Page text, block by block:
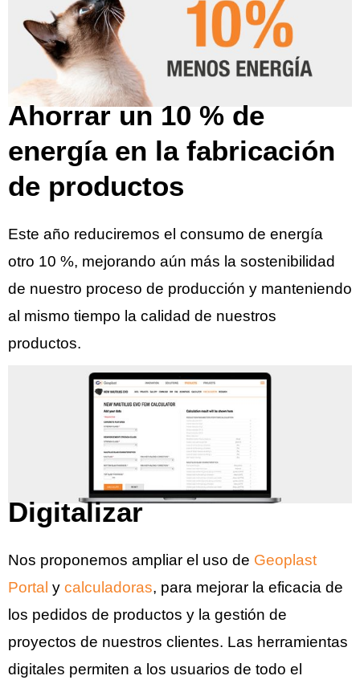
Ahorrar un 10 % de
energía en la fabricación
de productos
Este año reduciremos el consumo de energía
otro 10 %, mejorando aún más la sostenibilidad
de nuestro proceso de producción y manteniendo
al mismo tiempo la calidad de nuestros
productos.
Digitalizar
Nos proponemos ampliar el uso de Geoplast
Portal y calculadoras, para mejorar la eficacia de
los pedidos de productos y la gestión de
proyectos de nuestros clientes. Las herramientas
digitales permiten a los usuarios de todo el